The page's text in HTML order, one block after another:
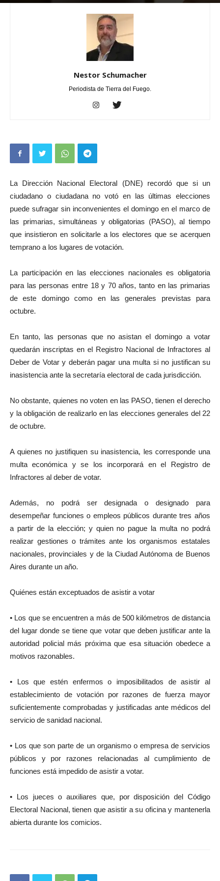
Por Nestor Schumacher - agosto 13, 2023 0
Nestor Schumacher
Periodista de Tierra del Fuego.
La Dirección Nacional Electoral (DNE) recordó que si un
ciudadano o ciudadana no votó en las últimas elecciones
puede sufragar sin inconvenientes el domingo en el marco de
las primarias, simultáneas y obligatorias (PASO), al tiempo
que insistieron en solicitarle a los electores que se acerquen
temprano a los lugares de votación.
La participación en las elecciones nacionales es obligatoria
para las personas entre 18 y 70 años, tanto en las primarias
de este domingo como en las generales previstas para
octubre.
En tanto, las personas que no asistan el domingo a votar
quedarán inscriptas en el Registro Nacional de Infractores al
Deber de Votar y deberán pagar una multa si no justifican su
inasistencia ante la secretaría electoral de cada jurisdicción.
No obstante, quienes no voten en las PASO, tienen el derecho
y la obligación de realizarlo en las elecciones generales del 22
de octubre.
A quienes no justifiquen su inasistencia, les corresponde una
multa económica y se los incorporará en el Registro de
Infractores al deber de votar.
Además, no podrá ser designada o designado para
desempeñar funciones o empleos públicos durante tres años
a partir de la elección; y quien no pague la multa no podrá
realizar gestiones o trámites ante los organismos estatales
nacionales, provinciales y de la Ciudad Autónoma de Buenos
Aires durante un año.
Quiénes están exceptuados de asistir a votar
• Los que se encuentren a más de 500 kilómetros de distancia
del lugar donde se tiene que votar que deben justificar ante la
autoridad policial más próxima que esa situación obedece a
motivos razonables.
• Los que estén enfermos o imposibilitados de asistir al
establecimiento de votación por razones de fuerza mayor
suficientemente comprobadas y justificadas ante médicos del
servicio de sanidad nacional.
• Los que son parte de un organismo o empresa de servicios
públicos y por razones relacionadas al cumplimiento de
funciones está impedido de asistir a votar.
• Los jueces o auxiliares que, por disposición del Código
Electoral Nacional, tienen que asistir a su oficina y mantenerla
abierta durante los comicios.